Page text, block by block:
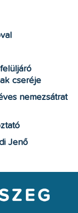
cseréje
nemezsátrat
Jenő